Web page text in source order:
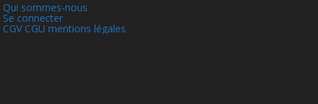
Qui sommes-nous
Se connecter
CGV CGU mentions légales